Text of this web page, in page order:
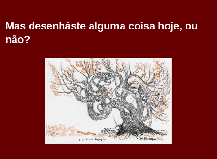
Mas desenháste alguma coisa hoje, ou
não?